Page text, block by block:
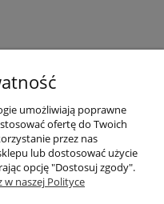
umożliwiają poprawne
ofertę do Twoich
przez nas
lub dostosować użycie
opcję "Dostosuj zgody".
w naszej Polityce